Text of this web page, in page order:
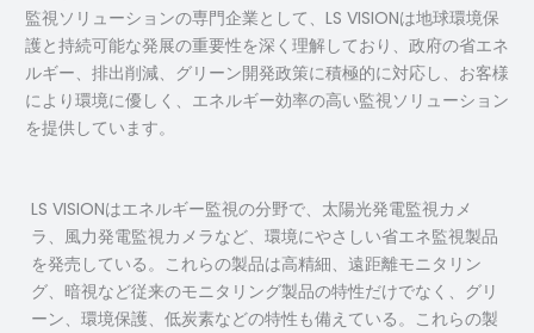
監視ソリューションの専門企業として、LS VISIONは地球環境保
護と持続可能な発展の重要性を深く理解しており、政府の省エネ
ルギー、排出削減、グリーン開発政策に積極的に対応し、お客様
により環境に優しく、エネルギー効率の高い監視ソリューション
を提供しています。
LS VISIONはエネルギー監視の分野で、太陽光発電監視カメ
ラ、風力発電監視カメラなど、環境にやさしい省エネ監視製品
を発売している。これらの製品は高精細、遠距離モニタリン
グ、暗視など従来のモニタリング製品の特性だけでなく、グリ
ーン、環境保護、低炭素などの特性も備えている。これらの製